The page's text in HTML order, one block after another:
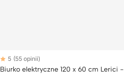
Reviews
5 out of 5 stars
5 (55 opinii)
Biurko elektryczne 120 x 60 cm Lerici -